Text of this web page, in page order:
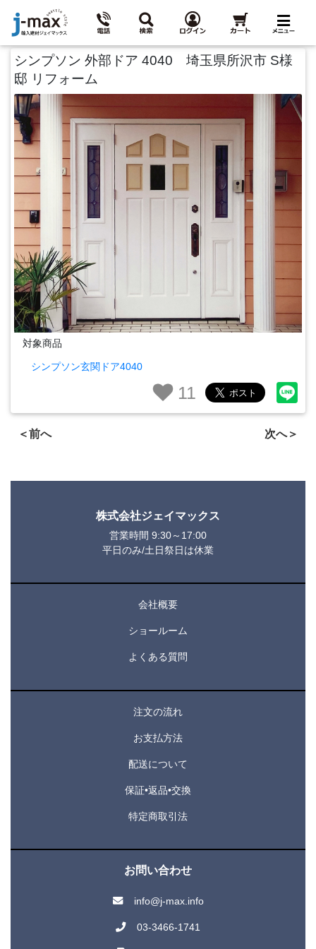
シンプソン 外部ドア 4040 埼玉県所沢市 S様
邸 リフォーム
対象商品
シンプソン玄関ドア4040
11
＜前へ 次へ＞
株式会社ジェイマックス
営業時間 9:30～17:00
平日のみ/土日祭日は休業
会社概要
ショールーム
よくある質問
注文の流れ
お支払方法
配送について
保証•返品•交換
特定商取引法
お問い合わせ
info@j-max.info
03-3466-1741